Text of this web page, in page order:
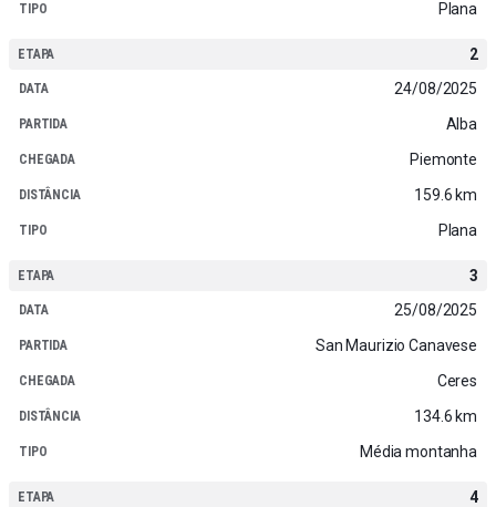
Plana
2
24/08/2025
Alba
Piemonte
159.6 km
Plana
3
25/08/2025
San Maurizio Canavese
Ceres
134.6 km
Média montanha
4